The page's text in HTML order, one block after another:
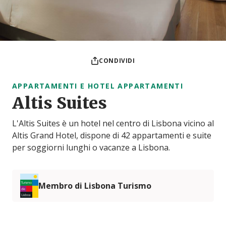
CONDIVIDI
APPARTAMENTI E HOTEL APPARTAMENTI
Altis Suites
L'Altis Suites è un hotel nel centro di Lisbona vicino al
Altis Grand Hotel, dispone di 42 appartamenti e suite
per soggiorni lunghi o vacanze a Lisbona.
Membro di Lisbona Turismo